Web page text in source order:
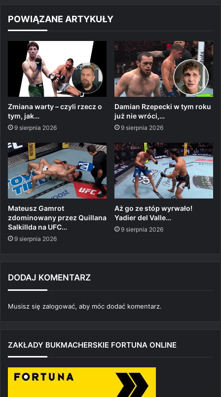
POWIĄZANE ARTYKUŁY
Zmiana warty – czyli rzecz o
tym, jak…
9 sierpnia 2026
Damian Rzepecki w tym roku
już nie wróci,…
9 sierpnia 2026
Mateusz Gamrot
zdominowany przez Quillana
Salkillda na UFC…
9 sierpnia 2026
Aż go ze stóp wyrwało!
Yadier del Valle…
9 sierpnia 2026
DODAJ KOMENTARZ
Musisz się zalogować, aby móc dodać komentarz.
ZAKŁADY BUKMACHERSKIE FORTUNA ONLINE